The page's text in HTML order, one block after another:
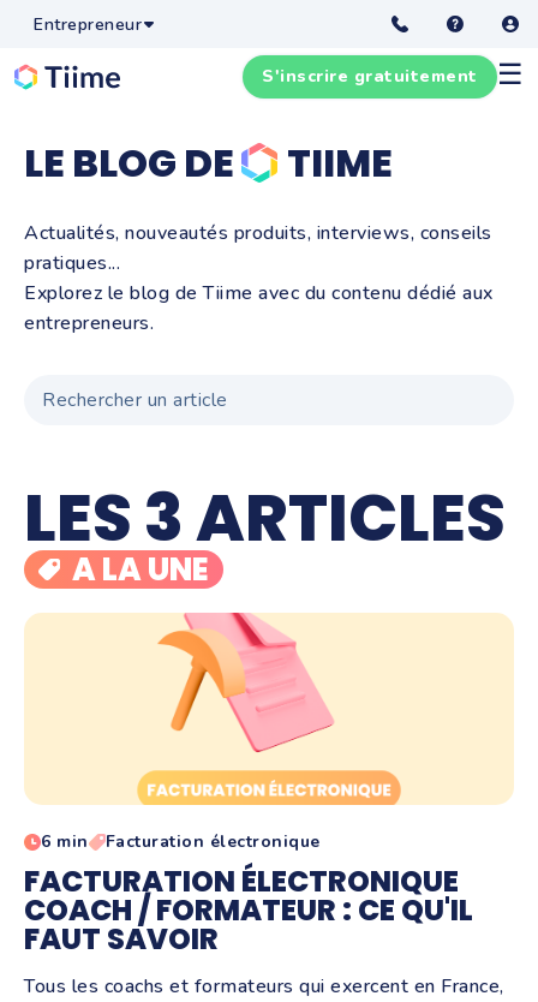
Entrepreneur
☰
S'inscrire gratuitement
LE BLOG DE TIIME
Actualités, nouveautés produits, interviews, conseils
pratiques...
Explorez le blog de Tiime avec du contenu dédié aux
entrepreneurs.
LES 3 ARTICLES
A LA UNE
6 min Facturation électronique
FACTURATION ÉLECTRONIQUE
COACH / FORMATEUR : CE QU'IL
FAUT SAVOIR
Tous les coachs et formateurs qui exercent en France,